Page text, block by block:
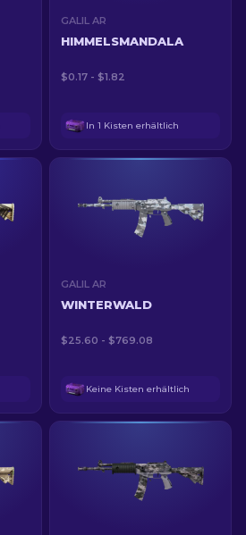
GALIL AR
HIMMELSMANDALA
$0.17 - $1.82
In 1 Kisten erhältlich
GALIL AR
WINTERWALD
$25.60 - $769.08
Keine Kisten erhältlich